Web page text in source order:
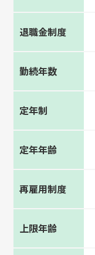
退職金制度
勤続年数
定年制
定年年齢
再雇用制度
上限年齢